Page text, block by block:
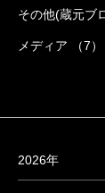
その他(蔵元ブ
メディア （7）
2026年